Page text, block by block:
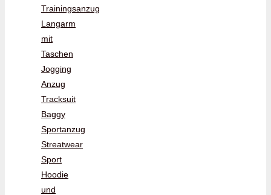
Trainingsanzug
Langarm
mit
Taschen
Jogging
Anzug
Tracksuit
Baggy
Sportanzug
Streatwear
Sport
Hoodie
und